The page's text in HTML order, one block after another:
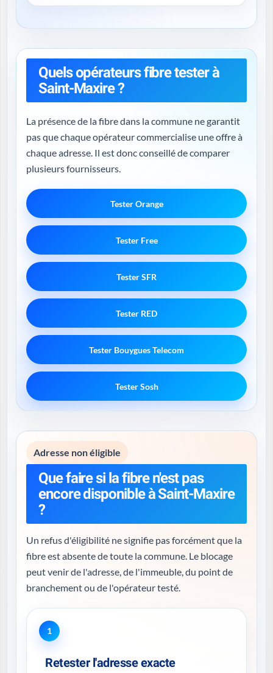
Quels opérateurs fibre tester à
Saint-Maxire ?
La présence de la fibre dans la commune ne garantit
pas que chaque opérateur commercialise une offre à
chaque adresse. Il est donc conseillé de comparer
plusieurs fournisseurs.
Tester Orange
Tester Free
Tester SFR
Tester RED
Tester Bouygues Telecom
Tester Sosh
Adresse non éligible
Que faire si la fibre n'est pas
encore disponible à Saint-Maxire
?
Un refus d'éligibilité ne signifie pas forcément que la
fibre est absente de toute la commune. Le blocage
peut venir de l'adresse, de l'immeuble, du point de
branchement ou de l'opérateur testé.
1
Retester l'adresse exacte